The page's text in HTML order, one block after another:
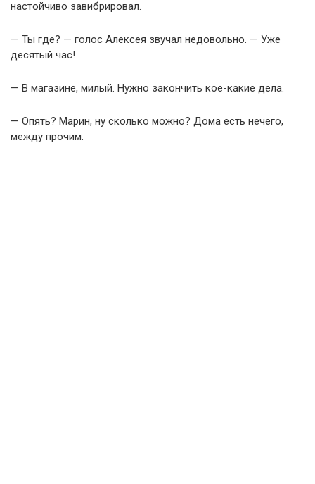
настойчиво завибрировал.
— Ты где? — голос Алексея звучал недовольно. — Уже
десятый час!
— В магазине, милый. Нужно закончить кое-какие дела.
— Опять? Марин, ну сколько можно? Дома есть нечего,
между прочим.